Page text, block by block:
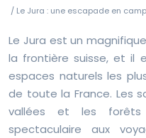
/ Le Jura : une escapade en
Le Jura est un
la frontière suisse, et il
espaces naturels les
de toute la France. Les
vallées et les
spectaculaire aux